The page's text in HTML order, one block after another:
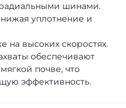
шинами.
уплотнение и
на высоких скоростях.
обеспечивают
почве, что
эффективность.